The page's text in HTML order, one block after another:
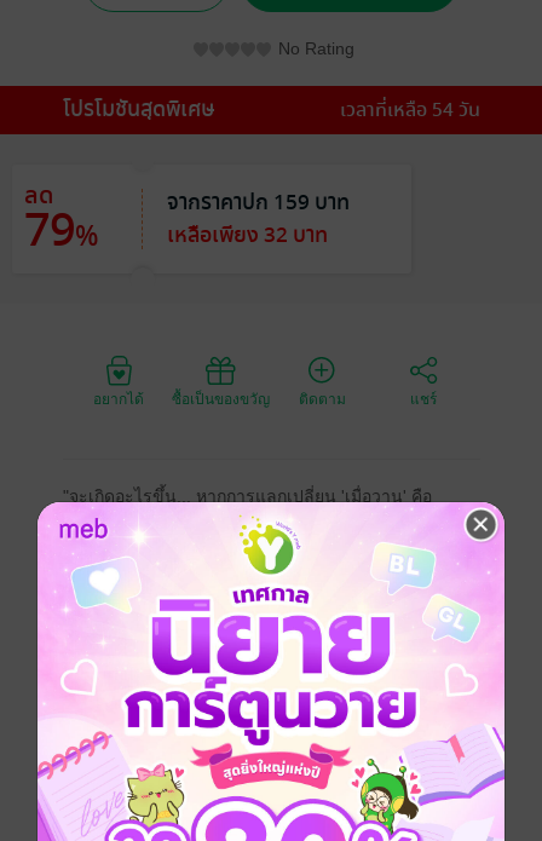
No Rating
โปรโมชันสุดพิเศษ เวลาที่เหลือ 54 วัน
ลด
79%
จากราคาปก 159 บาท
เหลือเพียง 32 บาท
อยากได้ ซื้อเป็นของขวัญ ติดตาม แชร์
"จะเกิดอะไรขึ้น... หากการแลกเปลี่ยน 'เมื่อวาน' คือ
หนทางเดียวที่จะรักษา 'วันนี้' ไว้"
พบกับนวนิยายที่จะพาคุณตั้งคำถามถึงคุณค่าที่แท้จริงของ
อดีต และการเสียสละที่ไร้ขีดจำกัดใน "เศษเสี้ยววัน, ราคา
ชั่วนิรันดร์"
เกริ่นนำ:
ทิวา ชายหนุ่มผู้แบกรับภาระหนักอึ้งของครอบครัว ต้อง
เผชิญหน้ากับความสิ้นหวังเมื่อหนทางในโลกแห่งความจริง
มืดบอดลงทุกทาง ในวันที่ฝนเทกระหน่ำและไร้ซึ่งความ
หวัง, เขาได้พบกับ "ร้านนิรันดร์" ร้านค้าลึกลับที่เสนอทาง
เลือกอันน่าพรั่นพรึง: การแลกเปลี่ยน "เมื่อวาน" กับ "วันนี้".